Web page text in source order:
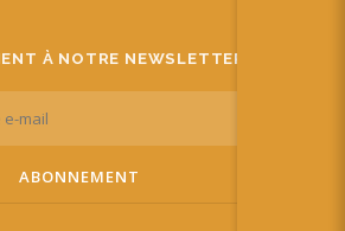
À NOTRE NEWSLETTER